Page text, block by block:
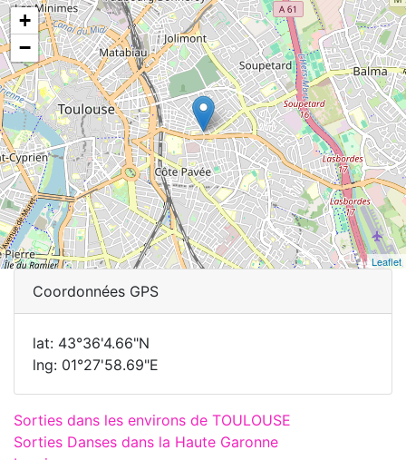
+
−
Leaflet
Coordonnées GPS
lat: 43°36'4.66"N
lng: 01°27'58.69"E
Sorties dans les environs de TOULOUSE
Sorties Danses dans la Haute Garonne